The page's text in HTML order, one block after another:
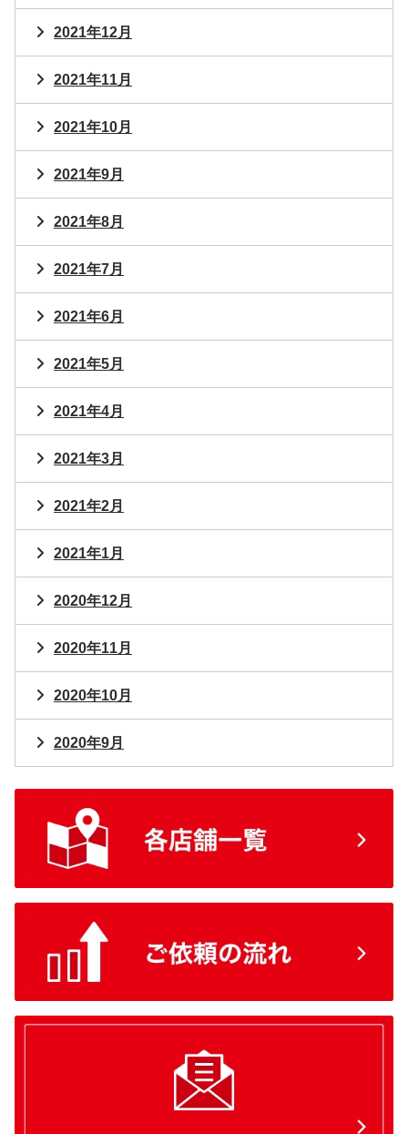
2021年12月
2021年11月
2021年10月
2021年9月
2021年8月
2021年7月
2021年6月
2021年5月
2021年4月
2021年3月
2021年2月
2021年1月
2020年12月
2020年11月
2020年10月
2020年9月